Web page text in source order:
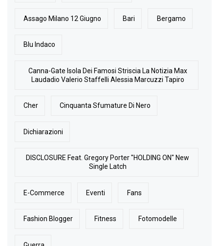
Assago Milano 12 Giugno Bari Bergamo
Blu Indaco
Canna-Gate Isola Dei Famosi Striscia La Notizia Max
Laudadio Valerio Staffelli Alessia Marcuzzi Tapiro
Cher Cinquanta Sfumature Di Nero
Dichiarazioni
DISCLOSURE Feat. Gregory Porter "HOLDING ON" New
Single Latch
E-Commerce Eventi Fans
Fashion Blogger Fitness Fotomodelle